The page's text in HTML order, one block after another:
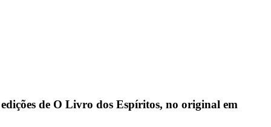
de O Livro dos Espíritos, no original em